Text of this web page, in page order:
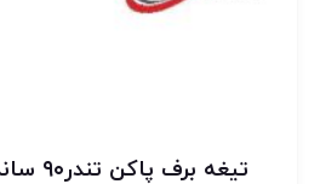
تیغه برف پاکن تندر۹۰ ساندرو ژله ای